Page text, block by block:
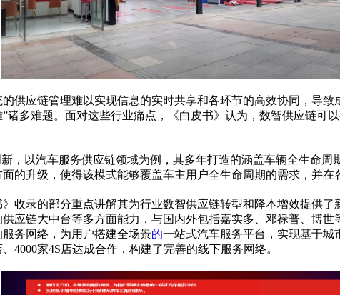
供应链管理难以实现信息的实时共享和各环节的高效协同，导
多难题。面对这些行业痛点，《白皮书》认为，数智供应链可
，以汽车服务供应链领域为例，其多年打造的涵盖车辆全生命
的升级，使得该模式能够覆盖车主用户全生命周期的需求，并
收录的部分重点讲解其为行业数智供应链转型和降本增效提供
应链大中台等多方面能力，与国内外包括嘉实多、邓禄普、博
务网络，为用户搭建全场景的一站式汽车服务平台，实现基于
4000家4S店达成合作，构建了完善的线下服务网络。